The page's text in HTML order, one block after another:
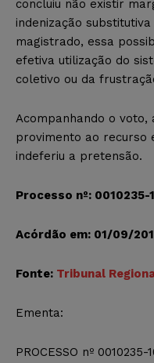
concluiu não existir
indenização
magistrado, essa
efetiva utilização do
coletivo ou da
Acompanhando o voto,
provimento ao recurso
indeferiu a pretensão.
Processo nº: 0010235-
Acórdão em: 01/09/
Fonte: Tribunal
Ementa:
PROCESSO nº